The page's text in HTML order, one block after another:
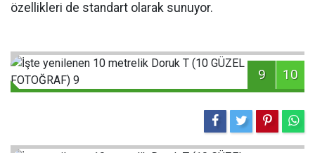
özellikleri de standart olarak sunuyor.
9 10